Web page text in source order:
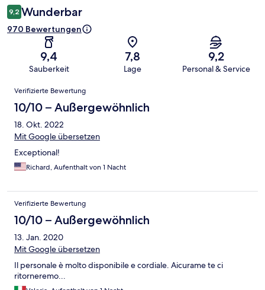
9,2 Wunderbar
970 Bewertungen
9,4
Sauberkeit
7,8
Lage
9,2
Personal & Service
Bewertungen
Verifizierte Bewertung
10/10 – Außergewöhnlich
18. Okt. 2022
Mit Google übersetzen
Exceptional!
Richard, Aufenthalt von 1 Nacht
Verifizierte Bewertung
10/10 – Außergewöhnlich
13. Jan. 2020
Mit Google übersetzen
Il personale è molto disponibile e cordiale. Aicurame te ci
ritorneremo...